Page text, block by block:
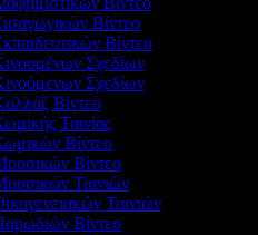
Βίντεο
Βίντεο
Σχεδίων
Σχεδίων
Βίντεο
Ταινίας
Βίντεο
Βίντεο
Ταινιών
Ταινιών
Βίντεο